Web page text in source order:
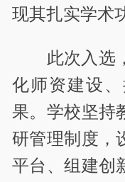
现其扎实学术
此次入选
化师资建设
果。学校坚持
研管理制度，
平台、组建创